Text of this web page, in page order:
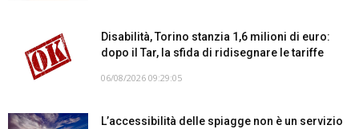
Disabilità, Torino stanzia 1,6 milioni di euro:
dopo il Tar, la sfida di ridisegnare le tariffe
06/08/2026 09:29:05
L’accessibilità delle spiagge non è un servizio